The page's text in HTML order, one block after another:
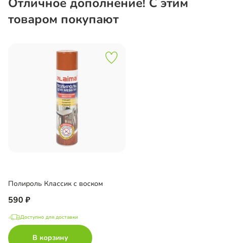
товаром покупают
Полироль Классик с воском
590
Доступно для доставки
В корзину